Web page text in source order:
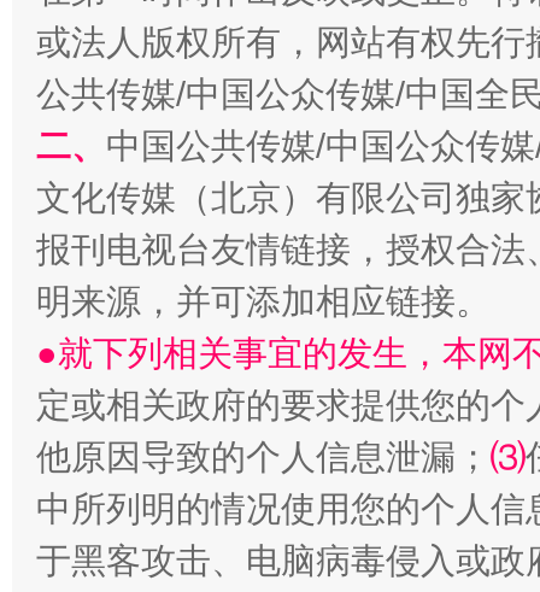
“刷贴”乱象丛生
生
揭批美国五大"原罪" "炒
或法人版权所有，网站有权先
公共传媒/中国公众传媒/中国全
二、 中国公共传媒/中国公众传
文化传媒（北京）有限公司独
报刊电视台友情链接，授权合
明来源，并可添加相应链接。
●就下列相关事宜的发生，本网
定或相关政府的要求提供您的个
他原因导致的个人信息泄漏； ⑶
中所列明的情况使用您的个人
于黑客攻击、电脑病毒侵入或